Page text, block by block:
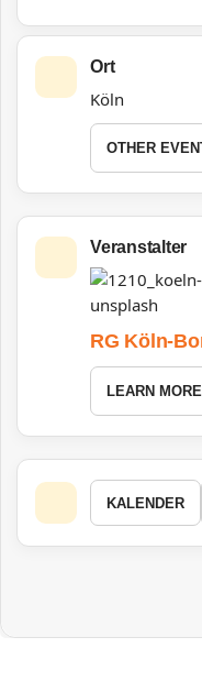
Ort
Köln
OTHER
Veranstalter
RG Köln-
LEARN MORE
KALENDER